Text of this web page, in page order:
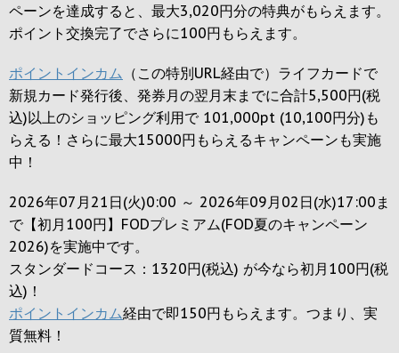
ペーンを達成すると、最大3,020円分の特典がもらえます。
ポイント交換完了でさらに100円 もらえます。
ポイントインカム （この特別URL経由で）ライフカードで
新規カード発行後、発券月の翌月末までに合計5,500円(税
込)以上のショッピング利用で 101,000pt (10,100円分)も
らえる！さらに最大15000円もらえるキャンペーンも実施
中！
2026年07月21日(火)0:00 ～ 2026年09月02日(水)17:00ま
で【初月100円】FODプレミアム(FOD夏のキャンペーン
2026)を実施中です。
スタンダードコース：1320円(税込) が今なら初月100円(税
込)！
ポイントインカム経由で即150円もらえます。つまり、実
質無料！